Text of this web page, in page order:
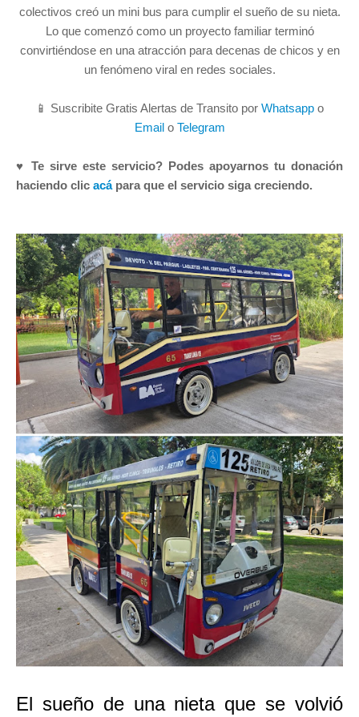
colectivos creó un mini bus para cumplir el sueño de su nieta.
Lo que comenzó como un proyecto familiar terminó
convirtiéndose en una atracción para decenas de chicos y en
un fenómeno viral en redes sociales.
📱 Suscribite Gratis Alertas de Transito por Whatsapp o
Emailo Telegram
♥ Te sirve este servicio? Podes apoyarnos tu donación
haciendo clic acápara que el servicio siga creciendo.
El sueño de una nieta que se volvió